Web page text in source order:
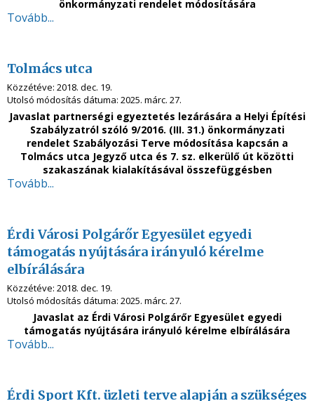
önkormányzati rendelet módosítására
Tovább...
Tolmács utca
Közzétéve: 2018. dec. 19.
Utolsó módosítás dátuma: 2025. márc. 27.
Javaslat partnerségi egyeztetés lezárására a Helyi Építési
Szabályzatról szóló 9/2016. (III. 31.) önkormányzati
rendelet Szabályozási Terve módosítása kapcsán a
Tolmács utca Jegyző utca és 7. sz. elkerülő út közötti
szakaszának kialakításával összefüggésben
Tovább...
Érdi Városi Polgárőr Egyesület egyedi
támogatás nyújtására irányuló kérelme
elbírálására
Közzétéve: 2018. dec. 19.
Utolsó módosítás dátuma: 2025. márc. 27.
Javaslat az Érdi Városi Polgárőr Egyesület egyedi
támogatás nyújtására irányuló kérelme elbírálására
Tovább...
Érdi Sport Kft. üzleti terve alapján a szükséges